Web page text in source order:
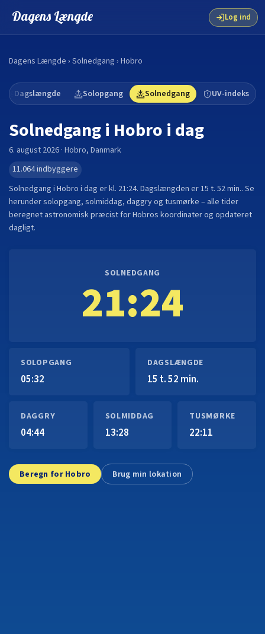
Dagens Længde Log ind
Dagens Længde › Solnedgang › Hobro
Dagslængde Solopgang Solnedgang UV-indeks
Solnedgang i Hobro i dag
6. august 2026 · Hobro, Danmark
11.064indbyggere
Solnedgang i Hobro i dag er kl. 21:24. Dagslængden er15 t. 52 min.. Se
herunder solopgang, solmiddag, daggry og tusmørke – alle tider
beregnet astronomisk præcist forHobros koordinater og opdateret
dagligt.
SOLNEDGANG
21:24
SOLOPGANG
05:32
DAGSLÆNGDE
15 t. 52 min.
DAGGRY
04:44
SOLMIDDAG
13:28
TUSMØRKE
22:11
Beregn for Hobro Brug min lokation